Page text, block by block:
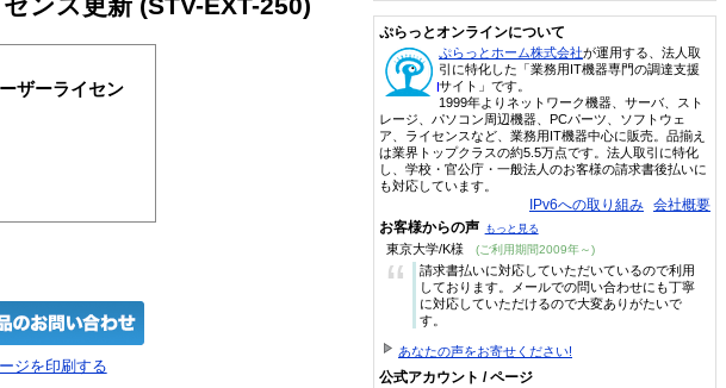
ザーライセン
ジを印刷する
ぷらっとオンラインについて
ぷらっとホーム株式会社が運用する、法人取
引に特化した「業務用IT機器専門の調達支援
サイト」です。
1999年よりネットワーク機器、サーバ、スト
レージ、パソコン周辺機器、PCパーツ、ソフトウェ
ア、ライセンスなど、業務用IT機器中心に販売。品揃え
は業界トップクラスの約5.5万点です。法人取引に特化
し、学校・官公庁・一般法人のお客様の請求書後払いに
も対応しています。
IPv6への取り組み 会社概要
お客様からの声 もっと見る
東京大学/K様 (ご利用期間2009年～)
“
請求書払いに対応していただいているので利用
しております。メールでの問い合わせにも丁寧
に対応していただけるので大変ありがたいで
す。
あなたの声をお寄せください!
公式アカウント / ページ